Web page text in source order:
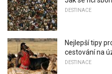
DESTINACE
Nejlepší tipy
cestování na
DESTINACE